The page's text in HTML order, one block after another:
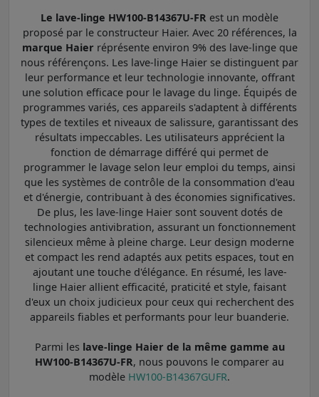
Le lave-linge HW100-B14367U-FR est un modèle
proposé par le constructeur Haier. Avec 20 références, la
marque Haier réprésente environ 9% des lave-linge que
nous référençons. Les lave-linge Haier se distinguent par
leur performance et leur technologie innovante, offrant
une solution efficace pour le lavage du linge. Équipés de
programmes variés, ces appareils s'adaptent à différents
types de textiles et niveaux de salissure, garantissant des
résultats impeccables. Les utilisateurs apprécient la
fonction de démarrage différé qui permet de
programmer le lavage selon leur emploi du temps, ainsi
que les systèmes de contrôle de la consommation d'eau
et d'énergie, contribuant à des économies significatives.
De plus, les lave-linge Haier sont souvent dotés de
technologies antivibration, assurant un fonctionnement
silencieux même à pleine charge. Leur design moderne
et compact les rend adaptés aux petits espaces, tout en
ajoutant une touche d'élégance. En résumé, les lave-
linge Haier allient efficacité, praticité et style, faisant
d'eux un choix judicieux pour ceux qui recherchent des
appareils fiables et performants pour leur buanderie.
Parmi les lave-linge Haier de la même gamme au
HW100-B14367U-FR, nous pouvons le comparer au
modèle HW100-B14367GUFR.